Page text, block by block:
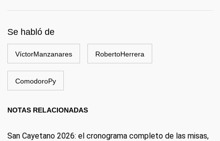
Se habló de
VíctorManzanares RobertoHerrera
ComodoroPy
NOTAS RELACIONADAS
San Cayetano 2026: el cronograma completo de las misas,